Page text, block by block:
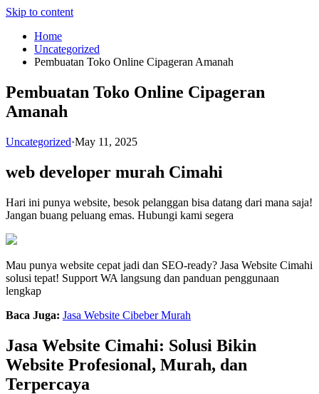
Skip to content
Home
Uncategorized
Pembuatan Toko Online Cipageran Amanah
Pembuatan Toko Online Cipageran
Amanah
Uncategorized·May 11, 2025
web developer murah Cimahi
Hari ini punya website, besok pelanggan bisa datang dari mana saja!
Jangan buang peluang emas. Hubungi kami segera
Mau punya website cepat jadi dan SEO-ready? Jasa Website Cimahi
solusi tepat! Support WA langsung dan panduan penggunaan
lengkap
Baca Juga: Jasa Website Cibeber Murah
Jasa Website Cimahi: Solusi Bikin
Website Profesional, Murah, dan
Terpercaya